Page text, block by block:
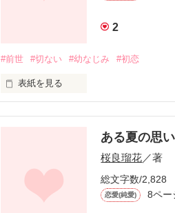
2
#前世 #切ない #幼なじみ #初恋
表紙を見る
彼は、前も–––
ある夏の思
桜良瑠花／著
総文字数/2,828
恋愛(純愛) 8ペー